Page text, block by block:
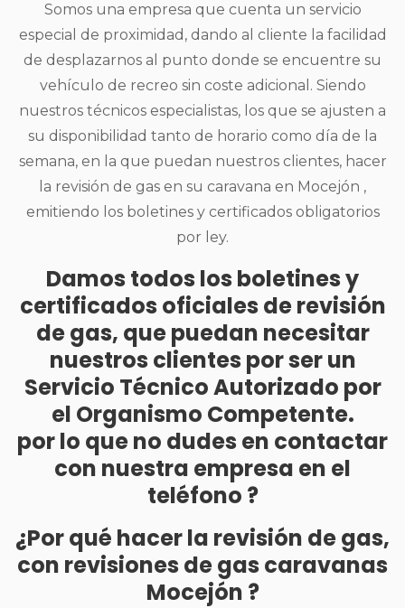
Somos una empresa que cuenta un servicio
especial de proximidad, dando al cliente la facilidad
de desplazarnos al punto donde se encuentre su
vehículo de recreo sin coste adicional. Siendo
nuestros técnicos especialistas, los que se ajusten a
su disponibilidad tanto de horario como día de la
semana, en la que puedan nuestros clientes, hacer
la revisión de gas en su caravana en Mocejón ,
emitiendo los boletines y certificados obligatorios
por ley.
Damos todos los boletines y
certificados oficiales de revisión
de gas, que puedan necesitar
nuestros clientes por ser un
Servicio Técnico Autorizado por
el Organismo Competente.
por lo que no dudes en contactar
con nuestra empresa en el
teléfono ?
¿Por qué hacer la revisión de gas,
con revisiones de gas caravanas
Mocejón ?